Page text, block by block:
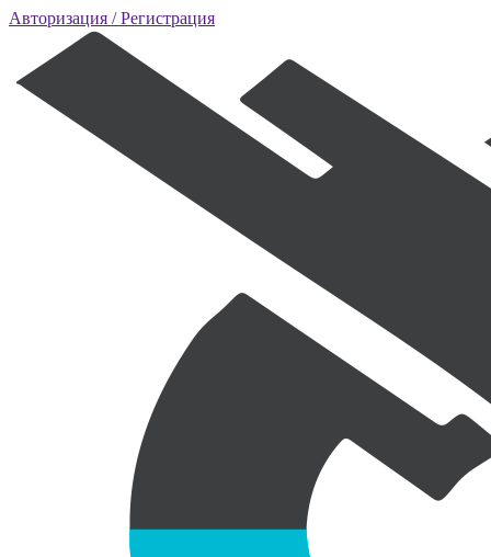
Авторизация / Регистрация